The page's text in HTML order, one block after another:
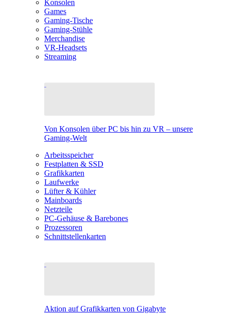
Konsolen
Games
Gaming-Tische
Gaming-Stühle
Merchandise
VR-Headsets
Streaming
Von Konsolen über PC bis hin zu VR – unsere
Gaming-Welt
Arbeitsspeicher
Festplatten & SSD
Grafikkarten
Laufwerke
Lüfter & Kühler
Mainboards
Netzteile
PC-Gehäuse & Barebones
Prozessoren
Schnittstellenkarten
Aktion auf Grafikkarten von Gigabyte